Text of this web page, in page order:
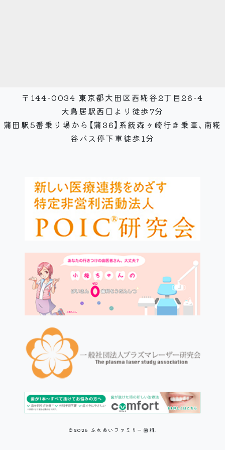
〒144-0034 東京都大田区西糀谷2丁目26-4
大鳥居駅西口より徒歩7分
蒲田駅5番乗り場から【蒲36】系統森ヶ崎行き乗車、南糀
谷バス停下車徒歩1分
©2026 ふれあいファミリー歯科.